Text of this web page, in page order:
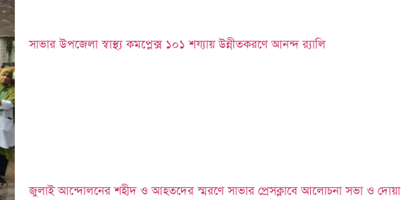
সাভার উপজেলা স্বাস্থ্য কমপ্লেক্স ১০১ শয্যায় উন্নীতকরণে আনন্দ র‍্যালি
জুলাই আন্দোলনের শহীদ ও আহতদের স্মরণে সাভার প্রেসক্লাবে আলোচনা সভা ও দোয়া